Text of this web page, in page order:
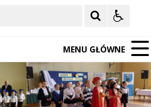
MENU GŁÓWNE